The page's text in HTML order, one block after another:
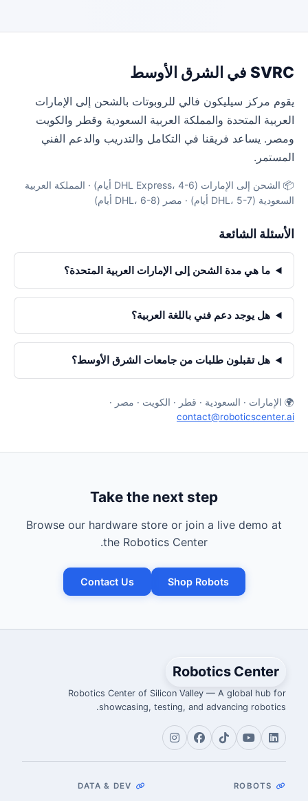
SVRC في الشرق الأوسط
يقوم مركز سيليكون فالي للروبوتات بالشحن إلى الإمارات
العربية المتحدة والمملكة العربية السعودية وقطر والكويت
ومصر. يساعد فريقنا في التكامل والتدريب والدعم الفني
المستمر.
📦 الشحن إلى الإمارات (DHL Express، 4-6 أيام) · المملكة العربية
السعودية (DHL، 5-7 أيام) · مصر (DHL، 6-8 أيام)
الأسئلة الشائعة
ما هي مدة الشحن إلى الإمارات العربية المتحدة؟
هل يوجد دعم فني باللغة العربية؟
هل تقبلون طلبات من جامعات الشرق الأوسط؟
🌍 الإمارات · السعودية · قطر · الكويت · مصر ·
contact@roboticscenter.ai
Take the next step
Browse our hardware store or join a live demo at
the Robotics Center.
Shop Robots
Contact Us
Robotics Center
Robotics Center of Silicon Valley — A global hub for
showcasing, testing, and advancing robotics.
ROBOTS
DATA & DEV